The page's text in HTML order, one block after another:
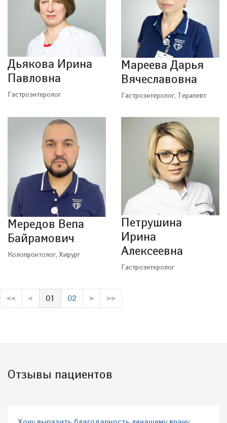
Дьякова Ирина
Павловна
Гастроэнтеролог
Мареева Дарья
Вячеславовна
Гастроэнтеролог, Терапевт
Мередов Вепа
Байрамович
Колопроктолог, Хирург
Петрушина
Ирина
Алексеевна
Гастроэнтеролог
<< <
01
02 > >>
Отзывы пациентов